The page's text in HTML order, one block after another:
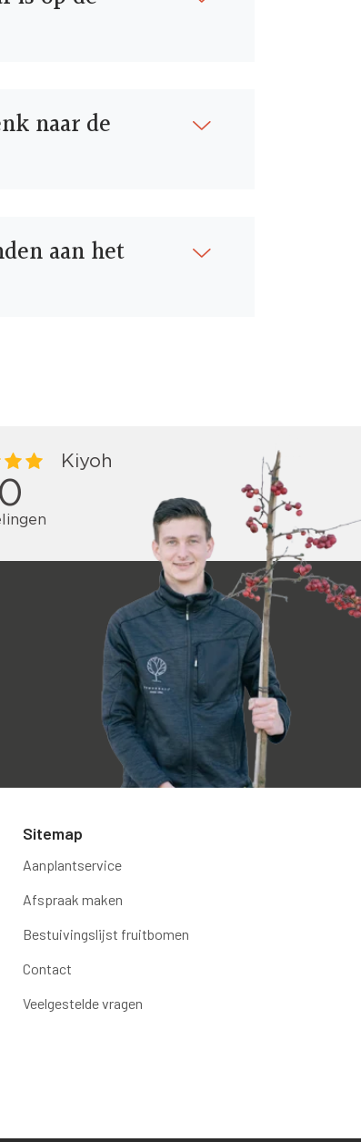
naar de
aan het
Sitemap
Aanplantservice
Afspraak maken
Bestuivingslijst fruitbomen
Contact
Veelgestelde vragen